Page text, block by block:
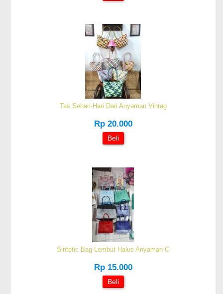
Tas Sehari-Hari Dari Anyaman Vintag
Rp 20.000
Beli
Sintetic Bag Lembut Halus Anyaman C
Rp 15.000
Beli